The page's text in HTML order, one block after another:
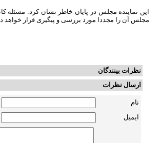
این نماینده مجلس در پایان خاطر نشان کرد:
مجلس آن را مجددا مورد بررسی و پیگیری قرار خواهد
نظرات بینندگان
ارسال نظرات
نام
ایمیل